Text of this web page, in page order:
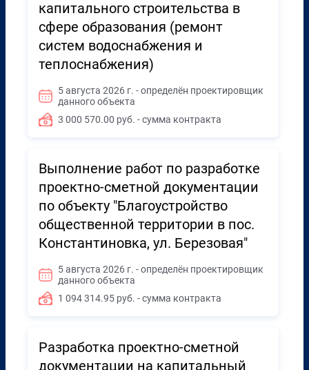
капитального строительства в
сфере образования (ремонт
систем водоснабжения и
теплоснабжения)
5 августа 2026 г. - определён проектировщик
данного объекта
3 000 570.00 руб. - сумма контракта
Выполнение работ по разработке
проектно-сметной документации
по объекту "Благоустройство
общественной территории в пос.
Константиновка, ул. Березовая"
5 августа 2026 г. - определён проектировщик
данного объекта
1 094 314.95 руб. - сумма контракта
Разработка проектно-сметной
документации на капитальный